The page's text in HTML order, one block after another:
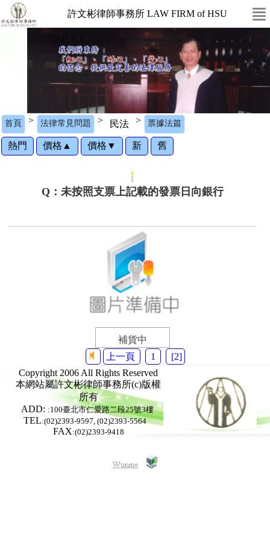
許文彬律師事務所 LAW FIRM of HSU
首頁 > 法律常見問題 > 民法 > 票據法篇
熱門 價格▲ 價格▼ 新 舊
Q：未按照支票上記載的發票日向銀行
補貨中
上一頁
1
[2]
Copyright 2006 All Rights Reserved
本網站屬許文彬律師事務所(c)版權
所有
ADD: :100臺北市仁愛路二段25號3樓
TEL:(02)2393-9597, (02)2393-5564
FAX:(02)2393-9418